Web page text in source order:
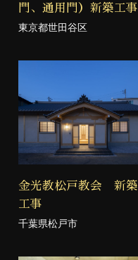
門、通用門）新築工事
東京都世田谷区
金光教松戸教会 新築
工事
千葉県松戸市